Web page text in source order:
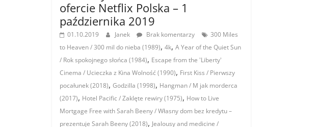
ofercie Netflix Polska – 1
października 2019
01.10.2019 Janek Brak komentarzy
300 Miles
to Heaven / 300 mil do nieba (1989), 4k, A Year of the Quiet Sun
/ Rok spokojnego słońca (1984), Escape from the 'Liberty'
Cinema / Ucieczka z Kina Wolność (1990), First Kiss / Pierwszy
pocałunek (2018), Godzilla (1998), Hangman / M jak morderca
(2017), Hotel Pacific / Zaklęte rewiry (1975), How to Live
Mortgage Free with Sarah Beeny / Własny dom bez kredytu –
prezentuje Sarah Beeny (2018), Jealousy and medicine /